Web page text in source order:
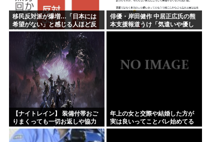
移民反対派が爆増…「日本には
希望がない」と感じる人ほど反
対。進む若者の嫌儲化
俳優・岸田健作 中居正広氏の熊
本支援報道うけ「気遣いや優し
さがハンパじゃない」 中居氏と
【ナイトレイン】 装備付帯おご
りまくっても一切お返しや協力
する気がないプレイヤーいるけ
ど…
年上の女と交際や結婚した方が
実は良いってことバレ始めてる
よな